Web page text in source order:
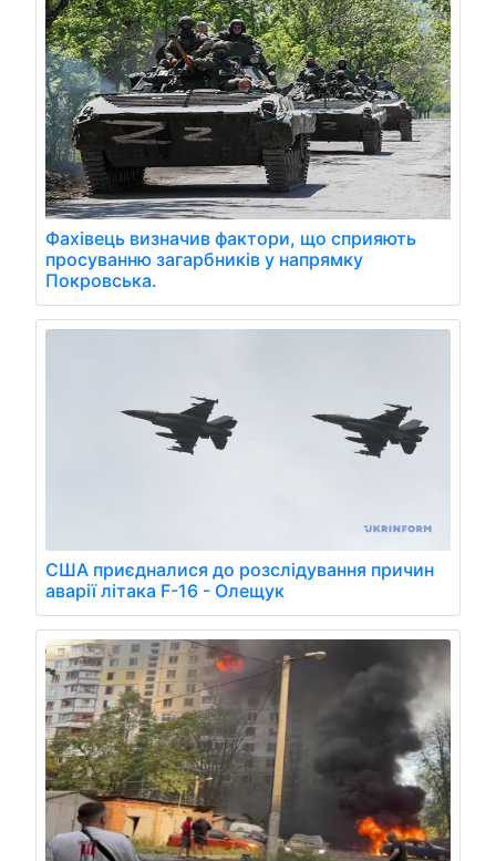
Фахівець визначив фактори, що сприяють
просуванню загарбників у напрямку
Покровська.
США приєдналися до розслідування причин
аварії літака F-16 - Олещук